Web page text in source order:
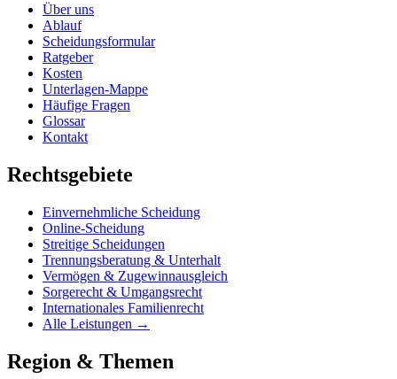
Über uns
Ablauf
Scheidungsformular
Ratgeber
Kosten
Unterlagen-Mappe
Häufige Fragen
Glossar
Kontakt
Rechtsgebiete
Einvernehmliche Scheidung
Online-Scheidung
Streitige Scheidungen
Trennungsberatung & Unterhalt
Vermögen & Zugewinnausgleich
Sorgerecht & Umgangsrecht
Internationales Familienrecht
Alle Leistungen →
Region & Themen